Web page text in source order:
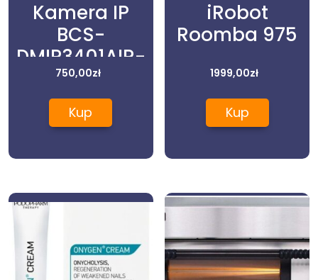
Kamera IP
BCS-
DMIP3401AIR-
IV 4.0 Mpx 2.8
mm
750,00zł
Kup
iRobot
Roomba 975
1999,00zł
Kup